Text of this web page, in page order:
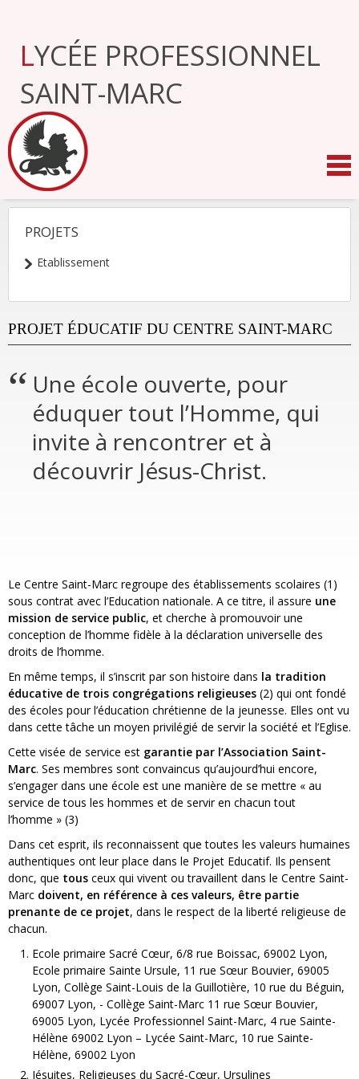
navigation
LYCÉE PROFESSIONNEL
SAINT-MARC
NAVIGATION
PROJETS
Etablissement
PROJET ÉDUCATIF DU CENTRE SAINT-MARC
Une école ouverte, pour
éduquer tout l’Homme, qui
invite à rencontrer et à
découvrir Jésus-Christ.
Le Centre Saint-Marc regroupe des établissements scolaires (1)
sous contrat avec l’Education nationale. A ce titre, il assure une
mission de service public, et cherche à promouvoir une
conception de l’homme fidèle à la déclaration universelle des
droits de l’homme.
En même temps, il s’inscrit par son histoire dans la tradition
éducative de trois congrégations religieuses (2) qui ont fondé
des écoles pour l’éducation chrétienne de la jeunesse. Elles ont vu
dans cette tâche un moyen privilégié de servir la société et l’Eglise.
Cette visée de service est garantie par l’Association Saint-
Marc. Ses membres sont convaincus qu’aujourd’hui encore,
s’engager dans une école est une manière de se mettre « au
service de tous les hommes et de servir en chacun tout
l’homme » (3)
Dans cet esprit, ils reconnaissent que toutes les valeurs humaines
authentiques ont leur place dans le Projet Educatif. Ils pensent
donc, que tous ceux qui vivent ou travaillent dans le Centre Saint-
Marc doivent, en référence à ces valeurs, être partie
prenante de ce projet, dans le respect de la liberté religieuse de
chacun.
Ecole primaire Sacré Cœur, 6/8 rue Boissac, 69002 Lyon,
Ecole primaire Sainte Ursule, 11 rue Sœur Bouvier, 69005
Lyon, Collège Saint-Louis de la Guillotière, 10 rue du Béguin,
69007 Lyon, - Collège Saint-Marc 11 rue Sœur Bouvier,
69005 Lyon, Lycée Professionnel Saint-Marc, 4 rue Sainte-
Hélène 69002 Lyon – Lycée Saint-Marc, 10 rue Sainte-
Hélène, 69002 Lyon
Jésuites, Religieuses du Sacré-Cœur, Ursulines